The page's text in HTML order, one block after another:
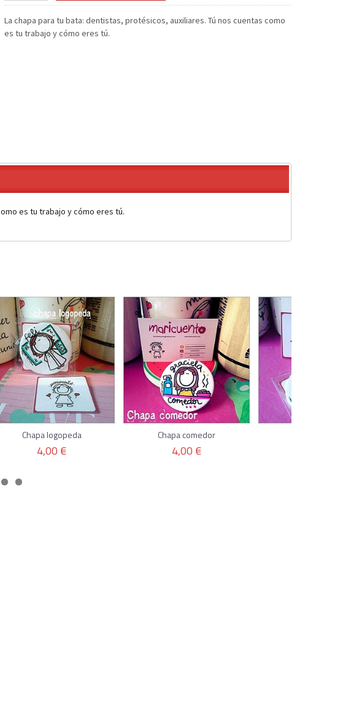
La chapa para tu bata: dentistas, protésicos, auxiliares. Tú nos cuentas como
es tu trabajo y cómo eres tú.
es tu trabajo y cómo eres tú.
Chapa logopeda
4,00 €
Chapa comedor
4,00 €